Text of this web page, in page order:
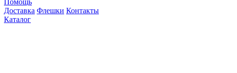
Доставка Флешки Контакты
Каталог